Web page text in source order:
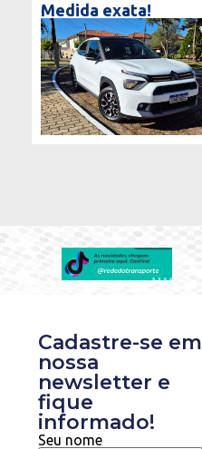
Medida exata!
Cadastre-se em
nossa
newsletter e
fique
informado!
Seu nome